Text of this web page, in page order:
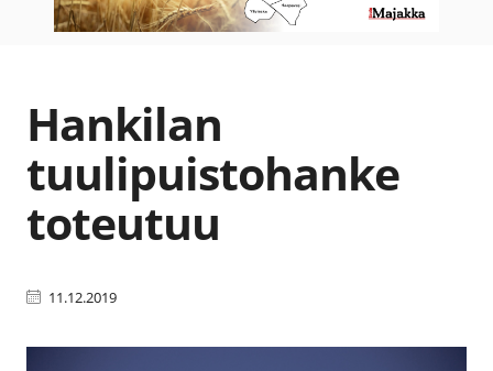
Hankilan
tuulipuistohanke
toteutuu
11.12.2019